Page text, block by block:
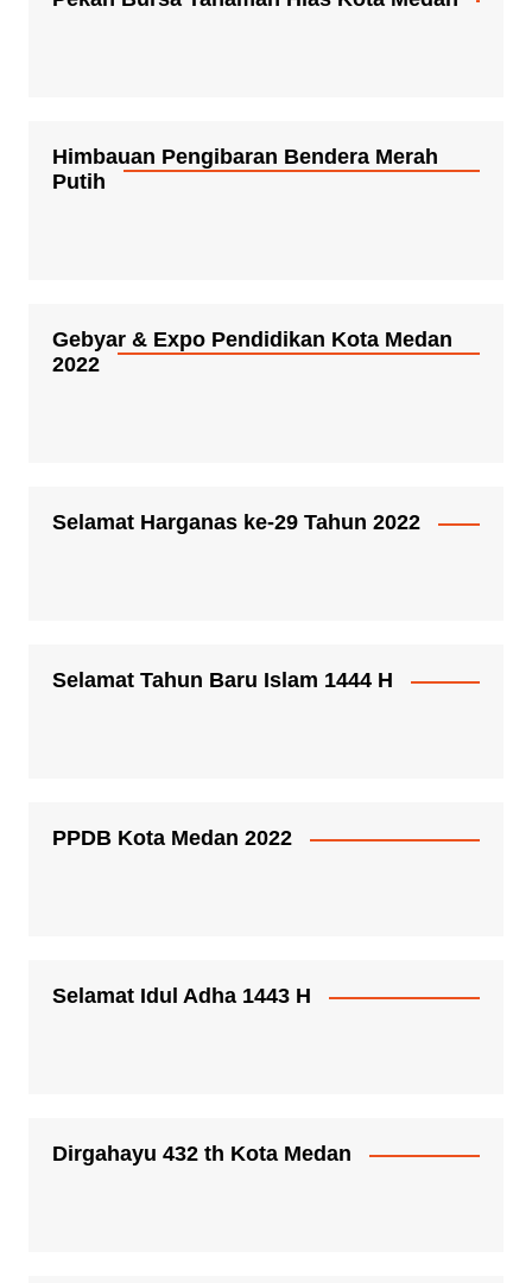
Himbauan Pengibaran Bendera Merah
Putih
Gebyar & Expo Pendidikan Kota Medan
2022
Selamat Harganas ke-29 Tahun 2022
Selamat Tahun Baru Islam 1444 H
PPDB Kota Medan 2022
Selamat Idul Adha 1443 H
Dirgahayu 432 th Kota Medan